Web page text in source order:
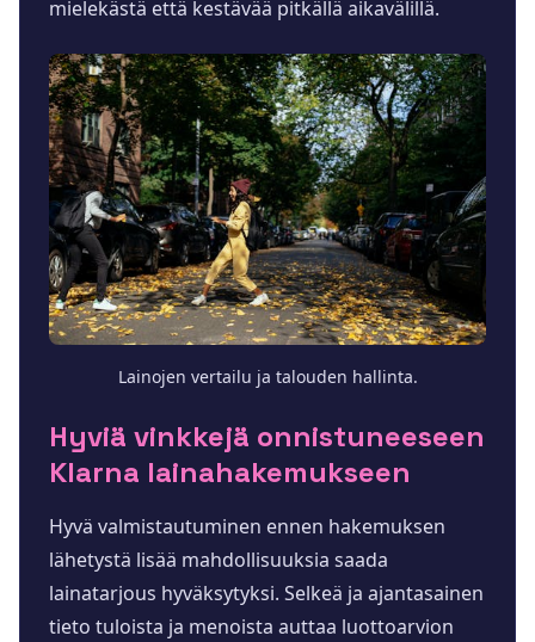
mielekästä että kestävää pitkällä aikavälillä.
Lainojen vertailu ja talouden hallinta.
Hyviä vinkkejä onnistuneeseen
Klarna lainahakemukseen
Hyvä valmistautuminen ennen hakemuksen
lähetystä lisää mahdollisuuksia saada
lainatarjous hyväksytyksi. Selkeä ja ajantasainen
tieto tuloista ja menoista auttaa luottoarvion